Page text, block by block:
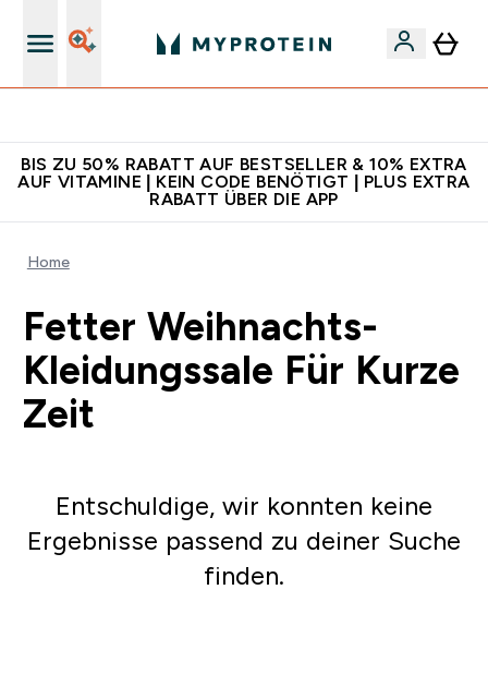
BIS ZU 50% RABATT AUF BESTSELLER & 10% EXTRA
AUF VITAMINE | KEIN CODE BENÖTIGT | PLUS EXTRA
RABATT ÜBER DIE APP
Home
Fetter Weihnachts-
Kleidungssale Für Kurze
Zeit
Entschuldige, wir konnten keine
Ergebnisse passend zu deiner Suche
finden.